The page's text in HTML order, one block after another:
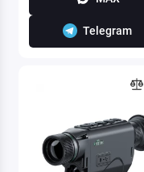
Telegram